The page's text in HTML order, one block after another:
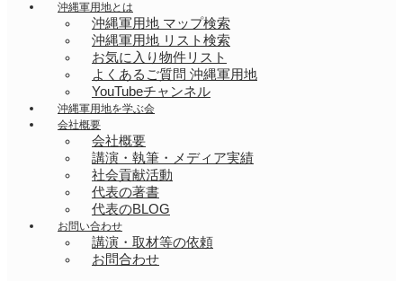
沖縄軍用地とは
沖縄軍用地 マップ検索
沖縄軍用地 リスト検索
お気に入り物件リスト
よくあるご質問 沖縄軍用地
YouTubeチャンネル
沖縄軍用地を学ぶ会
会社概要
会社概要
講演・執筆・メディア実績
社会貢献活動
代表の著書
代表のBLOG
お問い合わせ
講演・取材等の依頼
お問合わせ